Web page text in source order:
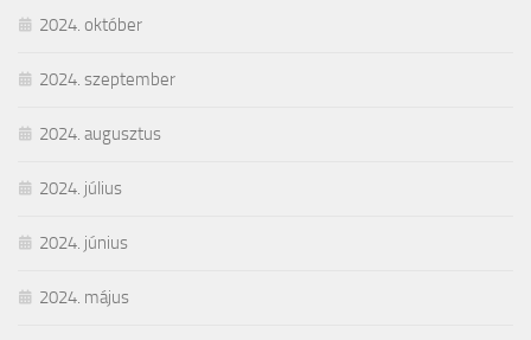
2024. október
2024. szeptember
2024. augusztus
2024. július
2024. június
2024. május